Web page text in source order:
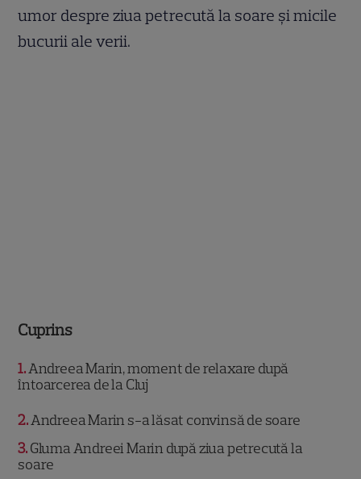
umor despre ziua petrecută la soare și micile
bucurii ale verii.
Cuprins
1 Andreea Marin, moment de relaxare după
întoarcerea de la Cluj
2 Andreea Marin s-a lăsat convinsă de soare
3 Gluma Andreei Marin după ziua petrecută la
soare